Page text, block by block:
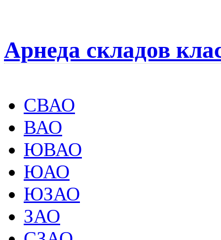
Арнеда складов
СВАО
ВАО
ЮВАО
ЮАО
ЮЗАО
ЗАО